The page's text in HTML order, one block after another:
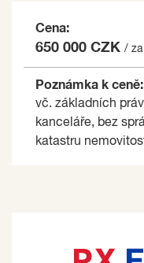
Cena:
650 000 CZK /
Poznámka k ceně:
vč. základních
kanceláře, bez
katastru